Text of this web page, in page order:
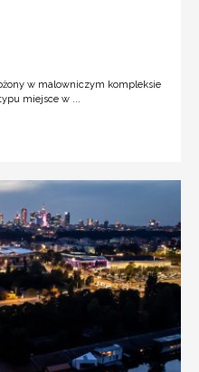
w malowniczym kompleksie
miejsce w ...